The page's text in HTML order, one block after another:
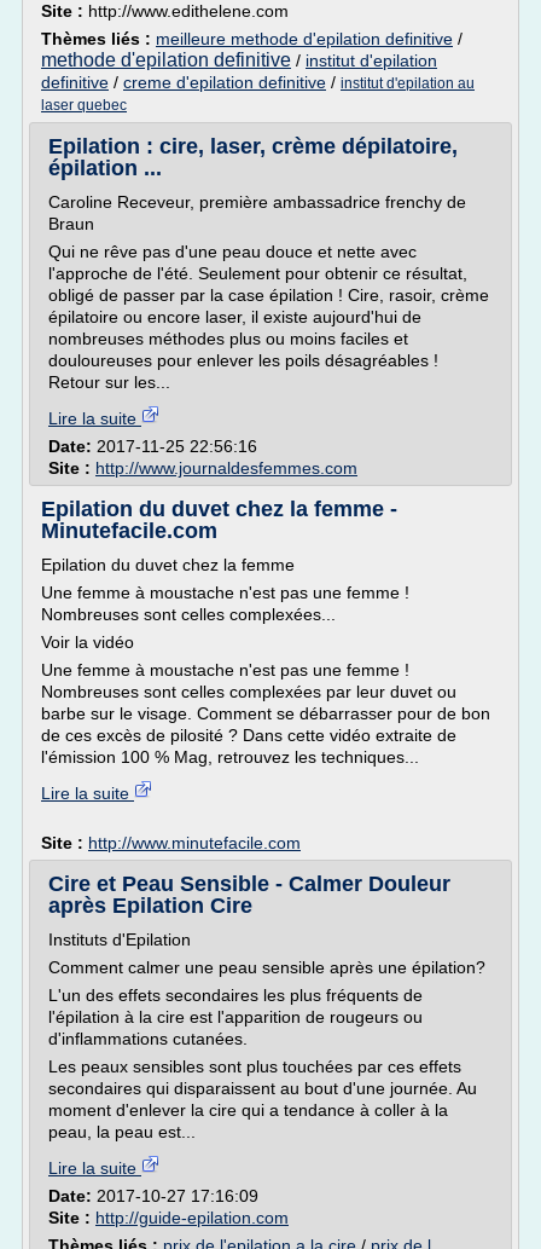
Site : http://www.edithelene.com
Thèmes liés : meilleure methode d'epilation definitive /
methode d'epilation definitive / institut d'epilation
definitive / creme d'epilation definitive / institut d'epilation au
laser quebec
Epilation : cire, laser, crème dépilatoire,
épilation ...
Caroline Receveur, première ambassadrice frenchy de
Braun
Qui ne rêve pas d'une peau douce et nette avec
l'approche de l'été. Seulement pour obtenir ce résultat,
obligé de passer par la case épilation ! Cire, rasoir, crème
épilatoire ou encore laser, il existe aujourd'hui de
nombreuses méthodes plus ou moins faciles et
douloureuses pour enlever les poils désagréables !
Retour sur les...
Lire la suite
Date: 2017-11-25 22:56:16
Site : http://www.journaldesfemmes.com
Epilation du duvet chez la femme -
Minutefacile.com
Epilation du duvet chez la femme
Une femme à moustache n'est pas une femme !
Nombreuses sont celles complexées...
Voir la vidéo
Une femme à moustache n'est pas une femme !
Nombreuses sont celles complexées par leur duvet ou
barbe sur le visage. Comment se débarrasser pour de bon
de ces excès de pilosité ? Dans cette vidéo extraite de
l'émission 100 % Mag, retrouvez les techniques...
Lire la suite
Site : http://www.minutefacile.com
Cire et Peau Sensible - Calmer Douleur
après Epilation Cire
Instituts d'Epilation
Comment calmer une peau sensible après une épilation?
L'un des effets secondaires les plus fréquents de
l'épilation à la cire est l'apparition de rougeurs ou
d'inflammations cutanées.
Les peaux sensibles sont plus touchées par ces effets
secondaires qui disparaissent au bout d'une journée. Au
moment d'enlever la cire qui a tendance à coller à la
peau, la peau est...
Lire la suite
Date: 2017-10-27 17:16:09
Site : http://guide-epilation.com